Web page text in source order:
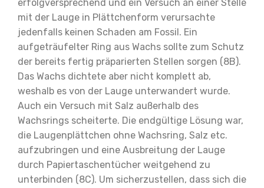
erfolgversprechend und ein Versuch an einer Stelle
mit der Lauge in Plättchenform verursachte
jedenfalls keinen Schaden am Fossil. Ein
aufgeträufelter Ring aus Wachs sollte zum Schutz
der bereits fertig präparierten Stellen sorgen (8B).
Das Wachs dichtete aber nicht komplett ab,
weshalb es von der Lauge unterwandert wurde.
Auch ein Versuch mit Salz außerhalb des
Wachsrings scheiterte. Die endgültige Lösung war,
die Laugenplättchen ohne Wachsring, Salz etc.
aufzubringen und eine Ausbreitung der Lauge
durch Papiertaschentücher weitgehend zu
unterbinden (8C). Um sicherzustellen, dass sich die